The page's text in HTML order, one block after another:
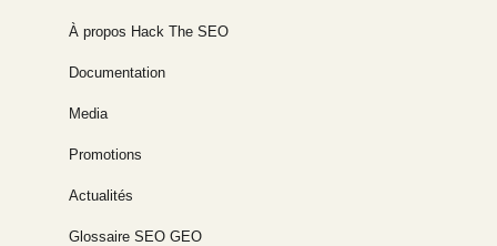
À propos Hack The SEO
Documentation
Media
Promotions
Actualités
Glossaire SEO GEO